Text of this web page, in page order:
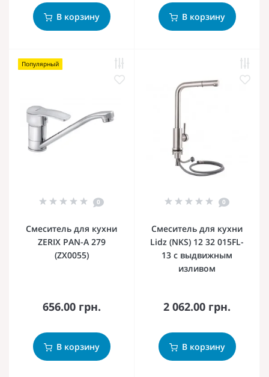
В корзину В корзину
Популярный
0
Смеситель для кухни
ZERIX PAN-A 279
(ZX0055)
656.00 грн.
В корзину
0
Смеситель для кухни
Lidz (NKS) 12 32 015FL-
13 с выдвижным
изливом
2 062.00 грн.
В корзину